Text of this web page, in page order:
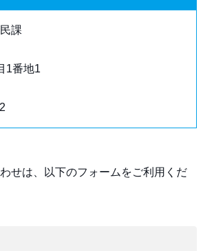
課
1番地1
せは、以下のフォームをご利用くだ